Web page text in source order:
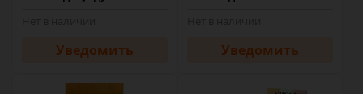
Уведомить Уведомить